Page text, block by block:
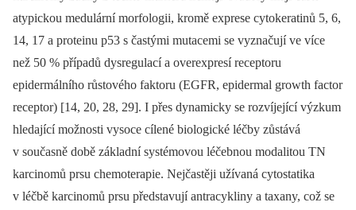
atypickou medulární morfologii, kromě exprese cytokeratinů 5, 6,
14, 17 a proteinu p53 s častými mutacemi se vyznačují ve více
než 50 % případů dysregulací a overexpresí receptoru
epidermálního růstového faktoru (EGFR, epidermal growth factor
receptor) [14, 20, 28, 29]. I přes dynamicky se rozvíjející výzkum
hledající možnosti vysoce cílené biologické léčby zůstává
v současně době základní systémovou léčebnou modalitou TN
karcinomů prsu chemoterapie. Nejčastěji užívaná cytostatika
v léčbě karcinomů prsu představují antracykliny a taxany, což se